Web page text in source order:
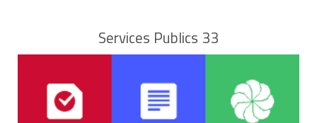
Services Publics 33